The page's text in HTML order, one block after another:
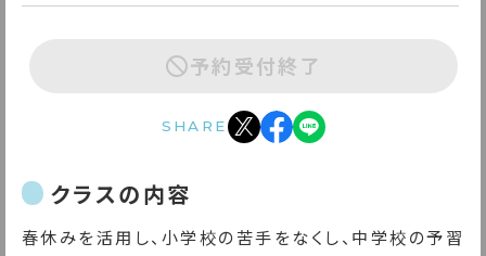
予約受付終了
SHARE
クラスの内容
春休みを活用し、小学校の苦手をなくし、中学校の予習